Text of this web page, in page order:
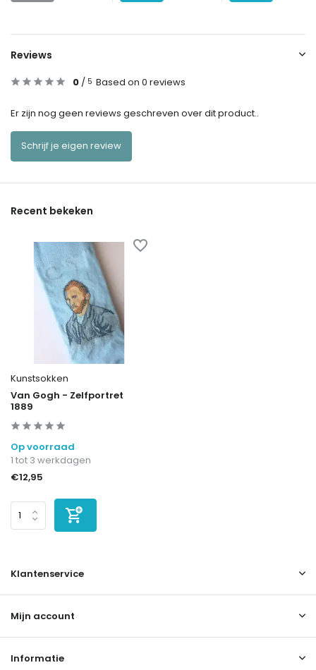
Reviews
0 / 5 Based on 0 reviews
Er zijn nog geen reviews geschreven over dit product..
Schrijf je eigen review
Recent bekeken
Kunstsokken
Van Gogh - Zelfportret
1889
Op voorraad
1 tot 3 werkdagen
€12,95
Klantenservice
Mijn account
Informatie